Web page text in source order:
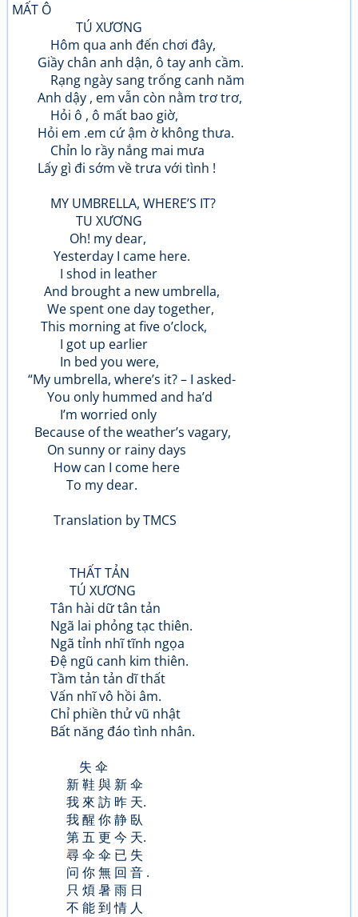
MẤT Ô
TÚ XƯƠNG
Hôm qua anh đến chơi đây,
Giầy chân anh dận, ô tay anh cầm.
Rạng ngày sang trống canh năm
Anh dậy , em vẫn còn nằm trơ trơ,
Hỏi ô , ô mất bao giờ,
Hỏi em .em cứ ậm ờ không thưa.
Chỉn lo rầy nắng mai mưa
Lấy gì đi sớm về trưa với tình !
MY UMBRELLA, WHERE’S IT?
TU XƯƠNG
Oh! my dear,
Yesterday I came here.
I shod in leather
And brought a new umbrella,
We spent one day together,
This morning at five o’clock,
I got up earlier
In bed you were,
“My umbrella, where’s it? – I asked-
You only hummed and ha’d
I’m worried only
Because of the weather’s vagary,
On sunny or rainy days
How can I come here
To my dear.
Translation by TMCS
THẤT TẢN
TÚ XƯƠNG
Tân hài dữ tân tản
Ngã lai phỏng tạc thiên.
Ngã tỉnh nhĩ tĩnh ngọa
Đệ ngũ canh kim thiên.
Tầm tản tản dĩ thất
Vấn nhĩ vô hồi âm.
Chỉ phiền thử vũ nhật
Bất năng đáo tình nhân.
失 伞
新 鞋 與 新 伞
我 來 訪 昨 天.
我 醒 你 静 臥
第 五 更 今 天.
尋 伞 伞 已 失
问 你 無 回 音 .
只 煩 暑 雨 日
不 能 到 情 人